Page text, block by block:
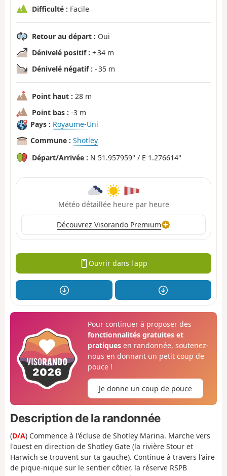
Difficulté : Facile
Retour au départ : Oui
Dénivelé positif : + 34 m
Dénivelé négatif : - 35 m
Point haut : 28 m
Point bas : -3 m
Pays : Royaume-Uni
Commune : Shotley
Départ/Arrivée : N 51.957959° / E 1.276614°
Météo détaillée heure par heure
Découvrez Visorando Premium
Ouvrir dans l'app
Pour continuer à proposer des
fonctionnalités gratuites et
pratiquesen randonnée, soutenez-
nous en donnant un petit coup de
pouce !
Je donne un coup de pouce
Description de la randonnée
(D/A) Commence à l'écluse de Shotley Marina. Marche vers
l'ouest en direction de Shotley Gate (la rivière Stour et
Harwich se trouvent sur ta gauche). Continue à travers l'aire
de pique-nique sur le sentier côtier, la réserve RSPB